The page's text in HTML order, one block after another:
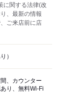
に関する法律(改
、最新の情報
ご来店前に店
）
、カウンター
り、無料Wi-Fi